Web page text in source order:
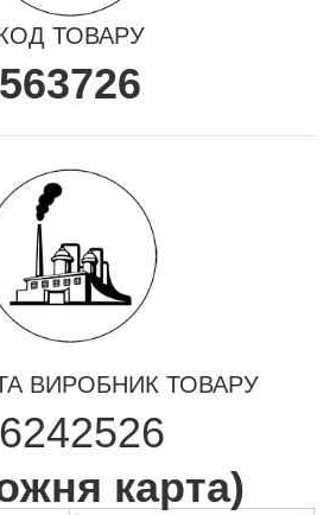
ТОВАРУ
563726
ВИРОБНИК ТОВАРУ
карта)